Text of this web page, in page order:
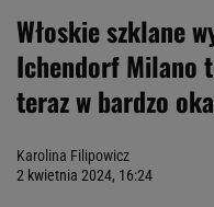
Włoskie szklane
Ichendorf Milano
teraz w bardzo
Karolina Filipowicz
2 kwietnia 2024, 16:24